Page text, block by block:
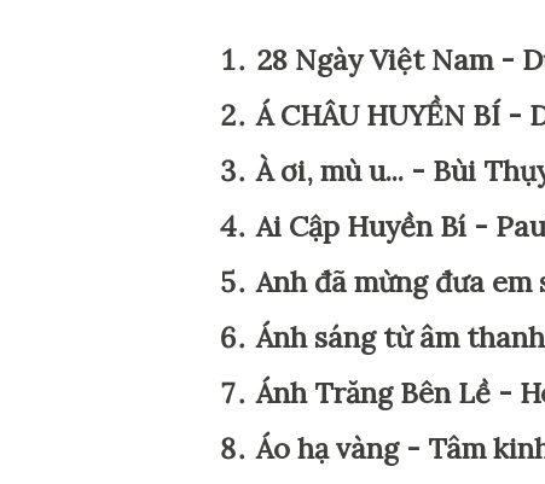
28 Ngày Việt Nam -
Á CHÂU HUYỀN BÍ -
À ơi, mù u... - Bùi
Ai Cập Huyền Bí -
Anh đã mừng đưa
Ánh sáng từ âm
Ánh Trăng Bên Lề -
Áo hạ vàng - Tâm